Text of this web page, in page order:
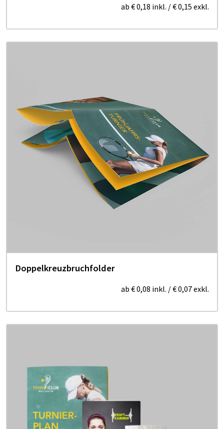
ab € 0,18 inkl. /€ 0,15 exkl.
Doppelkreuzbruchfolder
ab € 0,08 inkl. /€ 0,07exkl.